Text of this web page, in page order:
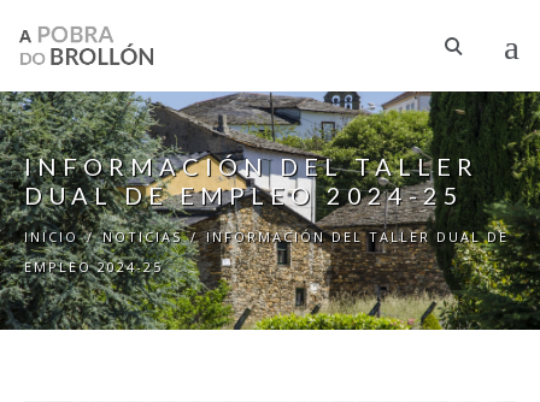
INFORMACIÓN DEL TALLER
DUAL DE EMPLEO 2024-25
INICIO / NOTICIAS / INFORMACIÓN DEL TALLER DUAL DE
EMPLEO 2024-25